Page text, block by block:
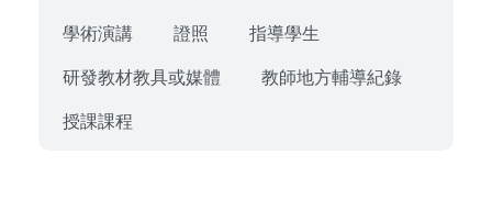
學術演講 證照 指導學生
研發教材教具或媒體 教師地方輔導紀錄
授課課程